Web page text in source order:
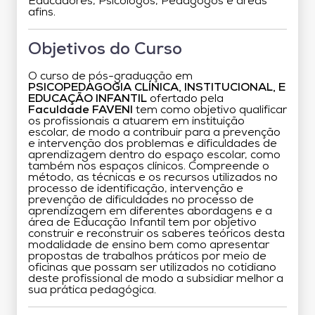
afins.
Objetivos do Curso
O curso de pós-graduação em
PSICOPEDAGOGIA CLÍNICA, INSTITUCIONAL, E
EDUCAÇÃO INFANTIL ofertado pela
Faculdade FAVENI
tem como objetivo qualificar
os profissionais a atuarem em instituição
escolar, de modo a contribuir para a prevenção
e intervenção dos problemas e dificuldades de
aprendizagem dentro do espaço escolar, como
também nos espaços clínicos. Compreende o
método, as técnicas e os recursos utilizados no
processo de identificação, intervenção e
prevenção de dificuldades no processo de
aprendizagem em diferentes abordagens e a
área de Educação Infantil tem por objetivo
construir e reconstruir os saberes teóricos desta
modalidade de ensino bem como apresentar
propostas de trabalhos práticos por meio de
oficinas que possam ser utilizados no cotidiano
deste profissional de modo a subsidiar melhor a
sua prática pedagógica.